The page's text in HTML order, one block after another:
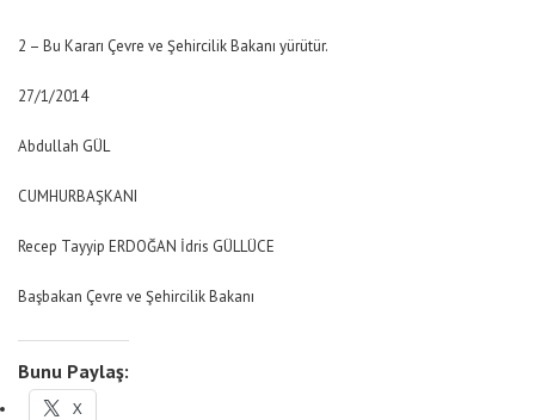
2 – Bu Kararı Çevre ve Şehircilik Bakanı yürütür.
27/1/2014
Abdullah GÜL
CUMHURBAŞKANI
Recep Tayyip ERDOĞAN İdris GÜLLÜCE
Başbakan Çevre ve Şehircilik Bakanı
Bunu Paylaş:
X